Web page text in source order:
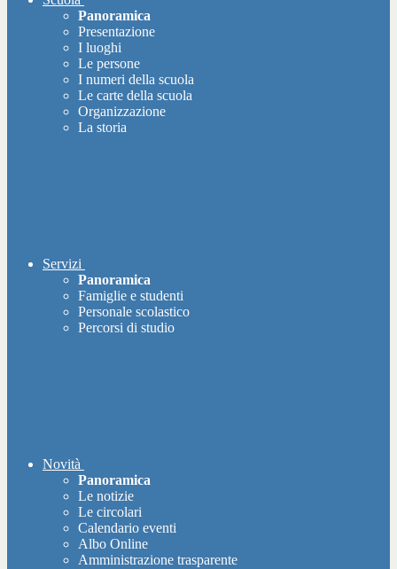
Panoramica
Presentazione
I luoghi
Le persone
I numeri della scuola
Le carte della scuola
Organizzazione
La storia
Servizi
Panoramica
Famiglie e studenti
Personale scolastico
Percorsi di studio
Novità
Panoramica
Le notizie
Le circolari
Calendario eventi
Albo Online
Amministrazione trasparente